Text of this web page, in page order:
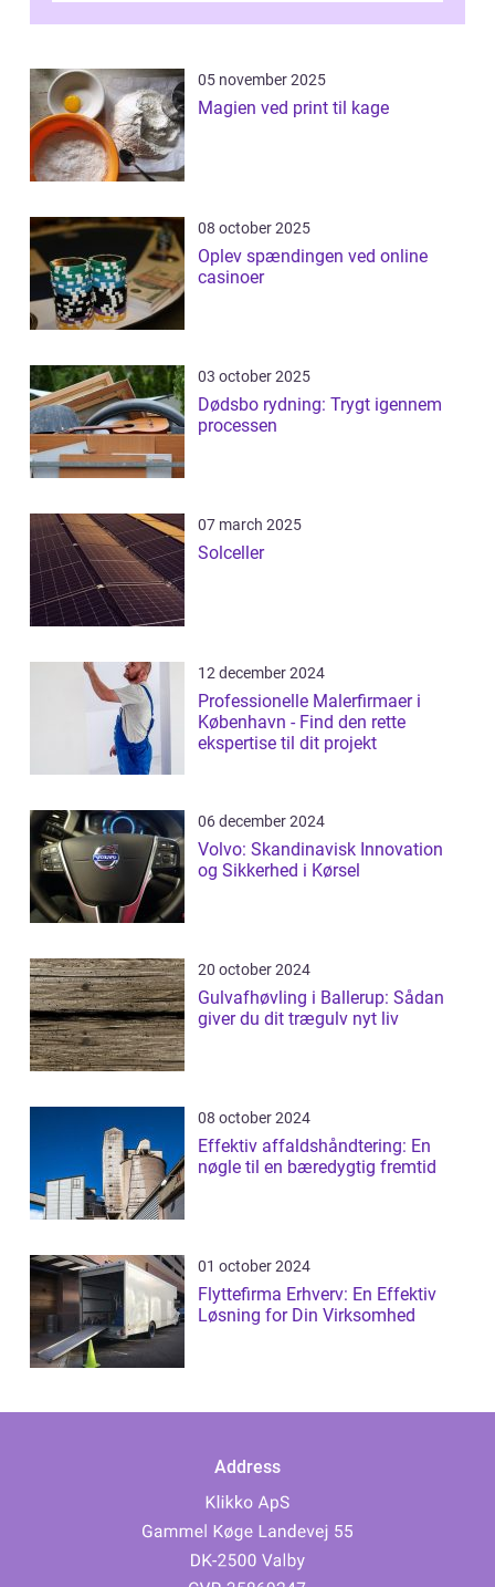
05 november 2025
Magien ved print til kage
08 october 2025
Oplev spændingen ved online
casinoer
03 october 2025
Dødsbo rydning: Trygt igennem
processen
07 march 2025
Solceller
12 december 2024
Professionelle Malerfirmaer i
København - Find den rette
ekspertise til dit projekt
06 december 2024
Volvo: Skandinavisk Innovation
og Sikkerhed i Kørsel
20 october 2024
Gulvafhøvling i Ballerup: Sådan
giver du dit trægulv nyt liv
08 october 2024
Effektiv affaldshåndtering: En
nøgle til en bæredygtig fremtid
01 october 2024
Flyttefirma Erhverv: En Effektiv
Løsning for Din Virksomhed
Address